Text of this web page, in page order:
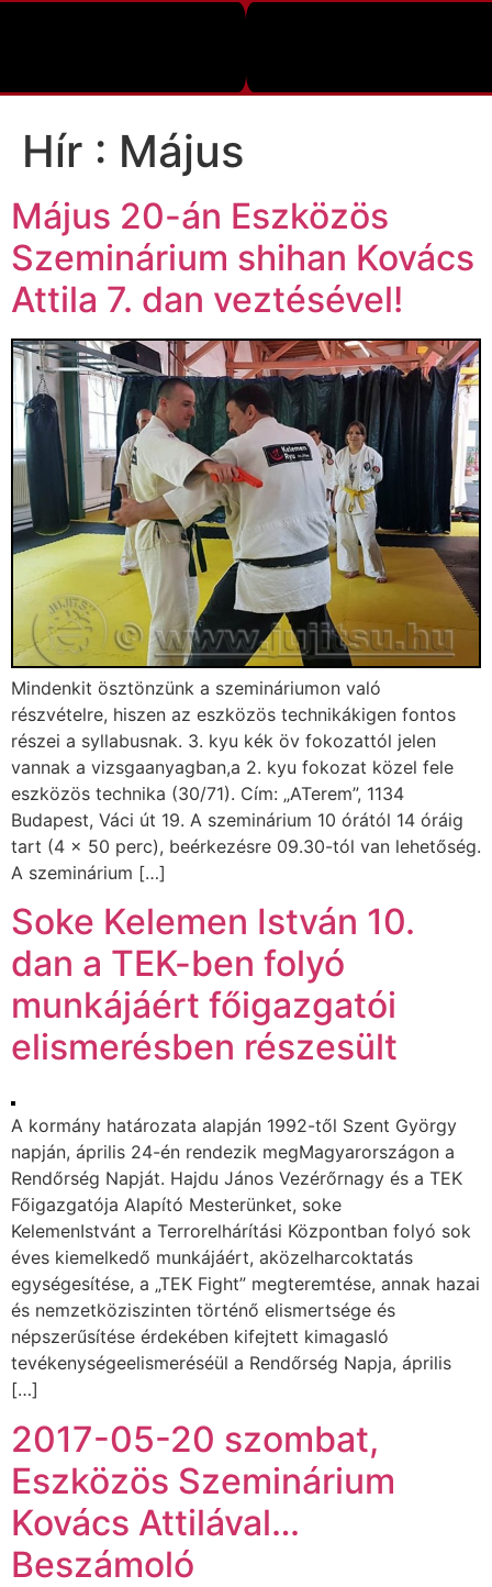
Hír : Május
Május 20-án Eszközös
Szeminárium shihan Kovács
Attila 7. dan veztésével!
Mindenkit ösztönzünk a szemináriumon való
részvételre, hiszen az eszközös technikákigen fontos
részei a syllabusnak. 3. kyu kék öv fokozattól jelen
vannak a vizsgaanyagban,a 2. kyu fokozat közel fele
eszközös technika (30/71). Cím: „ATerem”, 1134
Budapest, Váci út 19. A szeminárium 10 órától 14 óráig
tart (4 x 50 perc), beérkezésre 09.30-tól van lehetőség.
A szeminárium […]
Soke Kelemen István 10.
dan a TEK-ben folyó
munkájáért főigazgatói
elismerésben részesült
A kormány határozata alapján 1992-től Szent György
napján, április 24-én rendezik megMagyarországon a
Rendőrség Napját. Hajdu János Vezérőrnagy és a TEK
Főigazgatója Alapító Mesterünket, soke
KelemenIstvánt a Terrorelhárítási Központban folyó sok
éves kiemelkedő munkájáért, aközelharcoktatás
egységesítése, a „TEK Fight” megteremtése, annak hazai
és nemzetköziszinten történő elismertsége és
népszerűsítése érdekében kifejtett kimagasló
tevékenységeelismeréséül a Rendőrség Napja, április
[…]
2017-05-20 szombat,
Eszközös Szeminárium
Kovács Attilával…
Beszámoló